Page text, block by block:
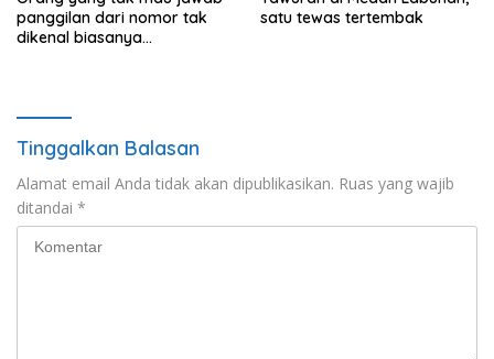
panggilan dari nomor tak
dikenal biasanya
satu tewas tertembak
Tinggalkan Balasan
Alamat email Anda tidak akan dipublikasikan. Ruas yang wajib
ditandai *